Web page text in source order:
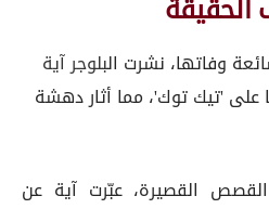
الحقيقة
وفاتها، نشرت البلوجرآية
'تيك توك'، مما أثار دهشة
القصيرة، عبّرت آية عن